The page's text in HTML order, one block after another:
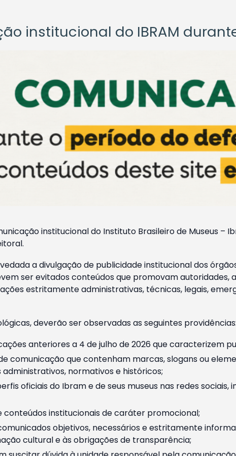
institucional do IBRAM
institucional do Instituto Brasileiro de Museus –
a divulgação de publicidade institucional dos
ser evitados conteúdos que promovam autoridades,
estritamente administrativas, técnicas, legais,
deverão ser observadas as seguintes providências:
anteriores a 4 de julho de 2026 que caracterizem
comunicação que contenham marcas, slogans ou
normativos e históricos;
oficiais do Ibram e de seus museus nas redes sociais,
conteúdos institucionais de caráter promocional;
objetivos, necessários e estritamente
cultural e às obrigações de transparência;